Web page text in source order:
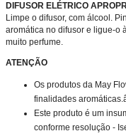
DIFUSOR ELÉTRICO
Limpe o difusor, com álcool.
aromática no difusor e ligue-o
muito perfume.
ATENÇÃO
Os produtos da May
finalidades
Este produto é um
conforme resolução -